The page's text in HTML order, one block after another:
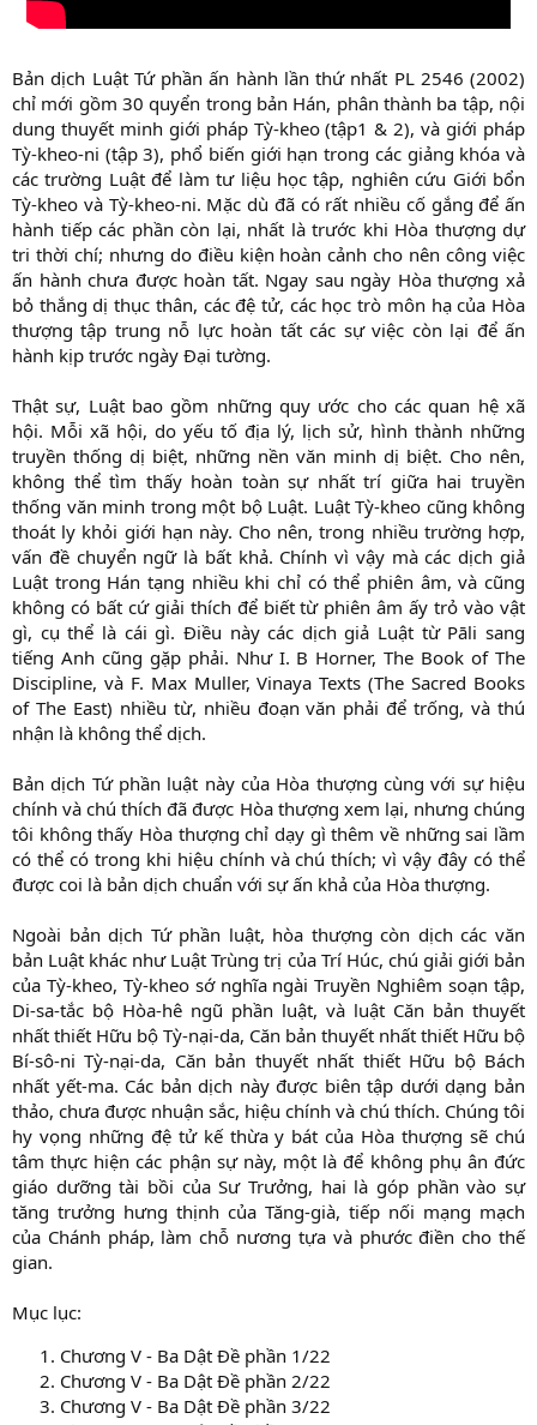
Bản dịch Luật Tứ phần ấn hành lần thứ nhất PL 2546 (2002)
chỉ mới gồm 30 quyển trong bản Hán, phân thành ba tập, nội
dung thuyết minh giới pháp Tỳ-kheo (tập1 & 2), và giới pháp
Tỳ-kheo-ni (tập 3), phổ biến giới hạn trong các giảng khóa và
các trường Luật để làm tư liệu học tập, nghiên cứu Giới bổn
Tỳ-kheo và Tỳ-kheo-ni. Mặc dù đã có rất nhiều cố gắng để ấn
hành tiếp các phần còn lại, nhất là trước khi Hòa thượng dự
tri thời chí; nhưng do điều kiện hoàn cảnh cho nên công việc
ấn hành chưa được hoàn tất. Ngay sau ngày Hòa thượng xả
bỏ thắng dị thục thân, các đệ tử, các học trò môn hạ của Hòa
thượng tập trung nỗ lực hoàn tất các sự việc còn lại để ấn
hành kịp trước ngày Đại tường.
Thật sự, Luật bao gồm những quy ước cho các quan hệ xã
hội. Mỗi xã hội, do yếu tố địa lý, lịch sử, hình thành những
truyền thống dị biệt, những nền văn minh dị biệt. Cho nên,
không thể tìm thấy hoàn toàn sự nhất trí giữa hai truyền
thống văn minh trong một bộ Luật. Luật Tỳ-kheo cũng không
thoát ly khỏi giới hạn này. Cho nên, trong nhiều trường hợp,
vấn đề chuyển ngữ là bất khả. Chính vì vậy mà các dịch giả
Luật trong Hán tạng nhiều khi chỉ có thể phiên âm, và cũng
không có bất cứ giải thích để biết từ phiên âm ấy trỏ vào vật
gì, cụ thể là cái gì. Điều này các dịch giả Luật từ Pāli sang
tiếng Anh cũng gặp phải. Như I. B Horner, The Book of The
Discipline, và F. Max Muller, Vinaya Texts (The Sacred Books
of The East) nhiều từ, nhiều đoạn văn phải để trống, và thú
nhận là không thể dịch.
Bản dịch Tứ phần luật này của Hòa thượng cùng với sự hiệu
chính và chú thích đã được Hòa thượng xem lại, nhưng chúng
tôi không thấy Hòa thượng chỉ dạy gì thêm về những sai lầm
có thể có trong khi hiệu chính và chú thích; vì vậy đây có thể
được coi là bản dịch chuẩn với sự ấn khả của Hòa thượng.
Ngoài bản dịch Tứ phần luật, hòa thượng còn dịch các văn
bản Luật khác như Luật Trùng trị của Trí Húc, chú giải giới bản
của Tỳ-kheo, Tỳ-kheo sớ nghĩa ngài Truyền Nghiêm soạn tập,
Di-sa-tắc bộ Hòa-hê ngũ phần luật, và luật Căn bản thuyết
nhất thiết Hữu bộ Tỳ-nại-da, Căn bản thuyết nhất thiết Hữu bộ
Bí-sô-ni Tỳ-nại-da, Căn bản thuyết nhất thiết Hữu bộ Bách
nhất yết-ma. Các bản dịch này được biên tập dưới dạng bản
thảo, chưa được nhuận sắc, hiệu chính và chú thích. Chúng tôi
hy vọng những đệ tử kế thừa y bát của Hòa thượng sẽ chú
tâm thực hiện các phận sự này, một là để không phụ ân đức
giáo dưỡng tài bồi của Sư Trưởng, hai là góp phần vào sự
tăng trưởng hưng thịnh của Tăng-già, tiếp nối mạng mạch
của Chánh pháp, làm chỗ nương tựa và phước điền cho thế
gian.
Mục lục:
Chương V - Ba Dật Đề phần 1/22
Chương V - Ba Dật Đề phần 2/22
Chương V - Ba Dật Đề phần 3/22